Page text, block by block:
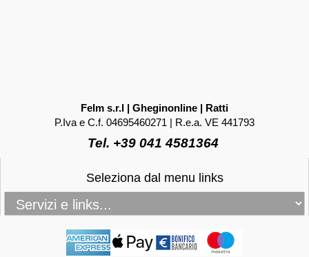
Felm s.r.l | Gheginonline | Ratti
P.Iva e C.f. 04695460271 | R.e.a. VE 441793
Tel. +39 041 4581364
Seleziona dal menu links